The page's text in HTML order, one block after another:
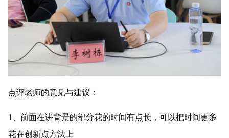
点评老师的意见与建议：
1、前面在讲背景的部分花的时间有点长，可以把时间更多
花在创新点方法上